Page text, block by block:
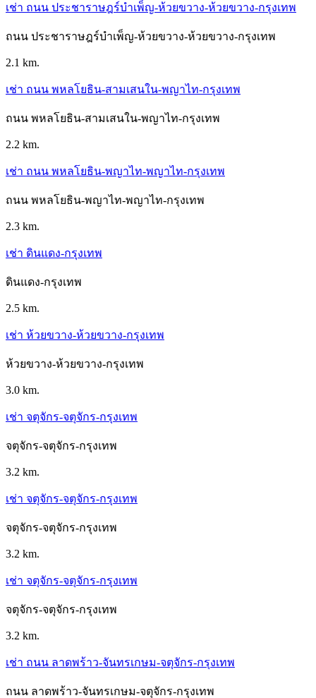
เช่า ถนน ประชาราษฎร์บำเพ็ญ-ห้วยขวาง-ห้วยขวาง-กรุงเทพ
ถนน ประชาราษฎร์บำเพ็ญ-ห้วยขวาง-ห้วยขวาง-กรุงเทพ
2.1 km.
เช่า ถนน พหลโยธิน-สามเสนใน-พญาไท-กรุงเทพ
ถนน พหลโยธิน-สามเสนใน-พญาไท-กรุงเทพ
2.2 km.
เช่า ถนน พหลโยธิน-พญาไท-พญาไท-กรุงเทพ
ถนน พหลโยธิน-พญาไท-พญาไท-กรุงเทพ
2.3 km.
เช่า ดินแดง-กรุงเทพ
ดินแดง-กรุงเทพ
2.5 km.
เช่า ห้วยขวาง-ห้วยขวาง-กรุงเทพ
ห้วยขวาง-ห้วยขวาง-กรุงเทพ
3.0 km.
เช่า จตุจักร-จตุจักร-กรุงเทพ
จตุจักร-จตุจักร-กรุงเทพ
3.2 km.
เช่า จตุจักร-จตุจักร-กรุงเทพ
จตุจักร-จตุจักร-กรุงเทพ
3.2 km.
เช่า จตุจักร-จตุจักร-กรุงเทพ
จตุจักร-จตุจักร-กรุงเทพ
3.2 km.
เช่า ถนน ลาดพร้าว-จันทรเกษม-จตุจักร-กรุงเทพ
ถนน ลาดพร้าว-จันทรเกษม-จตุจักร-กรุงเทพ